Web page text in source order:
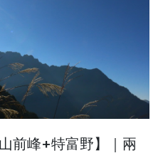
前峰+特富野】｜兩